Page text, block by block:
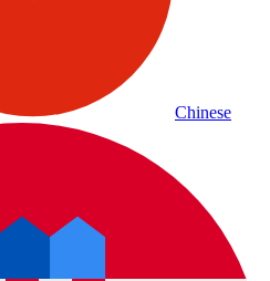
Chinese